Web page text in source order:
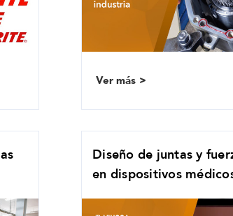
Ver más
Diseño de juntas y
en dispositivos